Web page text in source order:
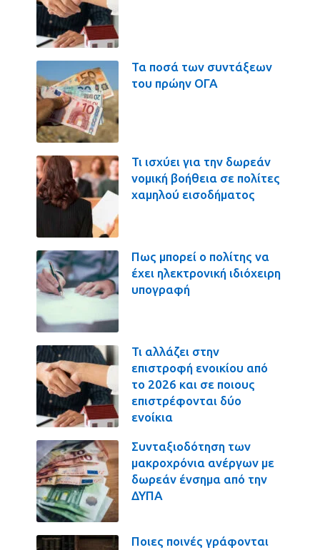
Τα ποσά των συντάξεων
του πρώην ΟΓΑ
Τι ισχύει για την δωρεάν
νομική βοήθεια σε πολίτες
χαμηλού εισοδήματος
Πως μπορεί ο πολίτης να
έχει ηλεκτρονική ιδιόχειρη
υπογραφή
Τι αλλάζει στην
επιστροφή ενοικίου από
το 2026 και σε ποιους
επιστρέφονται δύο
ενοίκια
Συνταξιοδότηση των
μακροχρόνια ανέργων με
δωρεάν ένσημα από την
ΔΥΠΑ
Ποιες ποινές γράφονται